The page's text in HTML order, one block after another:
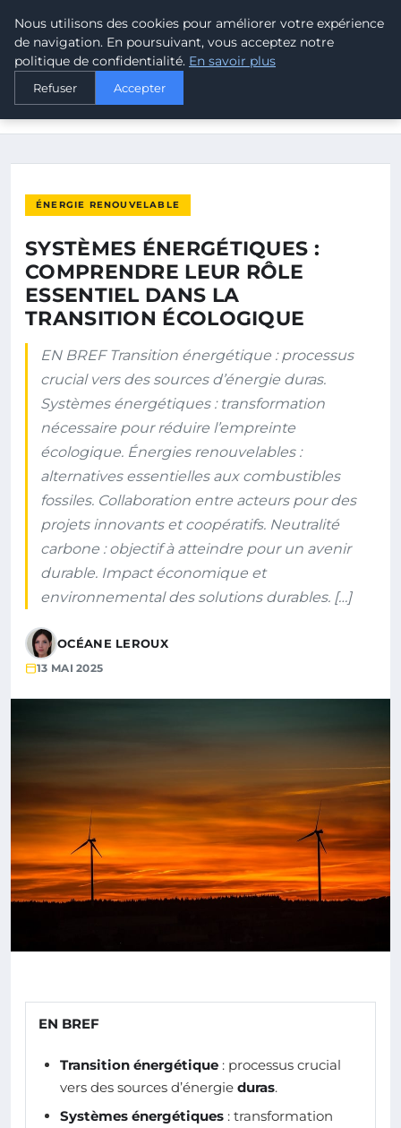
MALTA CLIMATE
ACCUEIL
SYSTÈMES ÉNERGÉTIQUES : COMPRENDRE LEUR RÔLE
ÉNERGIE RENOUVELABLE
SYSTÈMES ÉNERGÉTIQUES :
COMPRENDRE LEUR RÔLE
ESSENTIEL DANS LA
TRANSITION ÉCOLOGIQUE
EN BREF Transition énergétique : processus
crucial vers des sources d’énergie duras.
Systèmes énergétiques : transformation
nécessaire pour réduire l’empreinte
écologique. Énergies renouvelables :
alternatives essentielles aux combustibles
fossiles. Collaboration entre acteurs pour des
projets innovants et coopératifs. Neutralité
carbone : objectif à atteindre pour un avenir
durable. Impact économique et
environnemental des solutions durables. […]
OCÉANE LEROUX
13 MAI 2025
EN BREF
Transition énergétique : processus crucial
vers des sources d’énergie duras.
Systèmes énergétiques : transformation
Nous utilisons des cookies pour améliorer votre expérience
de navigation. En poursuivant, vous acceptez notre
politique de confidentialité. En savoir plus
Refuser Accepter